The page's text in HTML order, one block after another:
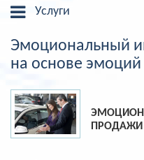
Услуги
Эмоциональный
на основе эмоций